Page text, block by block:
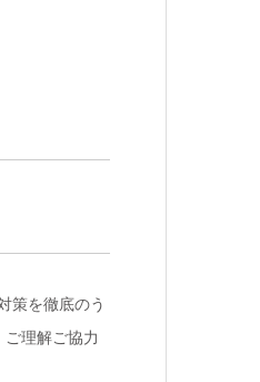
策を徹底のう
理解ご協力